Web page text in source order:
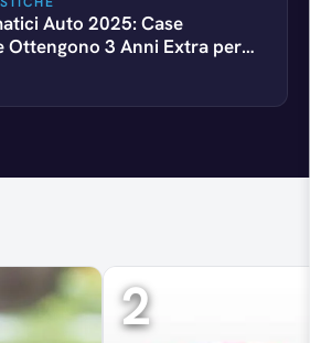
Auto 2025: Case
3 Anni Extra per
2